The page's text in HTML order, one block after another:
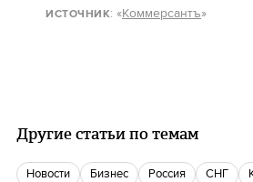
ИСТОЧНИК: «Коммерсантъ»
Другие статьи по темам
новости бизнес Россия СНГ